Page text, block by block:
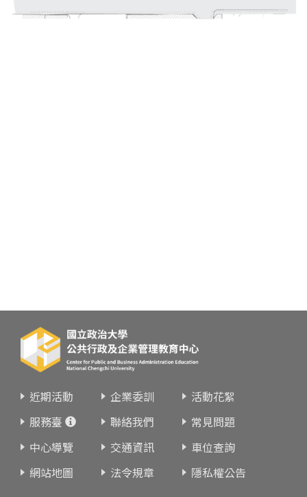
近期活動 企業委訓
活動花絮
服務臺
聯絡我們
常見問題
中心導覽
交通資訊
車位查詢
網站地圖
法令規章
隱私權公告